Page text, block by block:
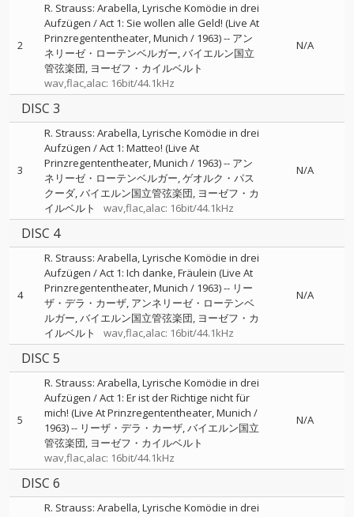
2
R. Strauss: Arabella, Lyrische Komödie in drei
Aufzügen / Act 1: Sie wollen alle Geld! (Live At
Prinzregententheater, Munich / 1963)-- アン
ネリーゼ・ローテンベルガー バイエルン国立
管弦楽団 ヨーゼフ・カイルベルト
wav,flac,alac: 16bit/44.1kHz
N/A
DISC 3
3
R. Strauss: Arabella, Lyrische Komödie in drei
Aufzügen / Act 1: Matteo! (Live At
Prinzregententheater, Munich / 1963)-- アン
ネリーゼ・ローテンベルガー ゲオルク・パス
クーダ バイエルン国立管弦楽団 ヨーゼフ・カ
イルベルト
wav,flac,alac: 16bit/44.1kHz
N/A
DISC 4
4
R. Strauss: Arabella, Lyrische Komödie in drei
Aufzügen / Act 1: Ich danke, Fräulein (Live At
Prinzregententheater, Munich / 1963)-- リー
ザ・デラ・カーザ アンネリーゼ・ローテンベ
ルガー バイエルン国立管弦楽団 ヨーゼフ・カ
イルベルト
wav,flac,alac: 16bit/44.1kHz
N/A
DISC 5
5
R. Strauss: Arabella, Lyrische Komödie in drei
Aufzügen / Act 1: Er ist der Richtige nicht für
mich! (Live At Prinzregententheater, Munich /
1963)-- リーザ・デラ・カーザ バイエルン国立
管弦楽団 ヨーゼフ・カイルベルト
wav,flac,alac: 16bit/44.1kHz
N/A
DISC 6
R. Strauss: Arabella, Lyrische Komödie in drei